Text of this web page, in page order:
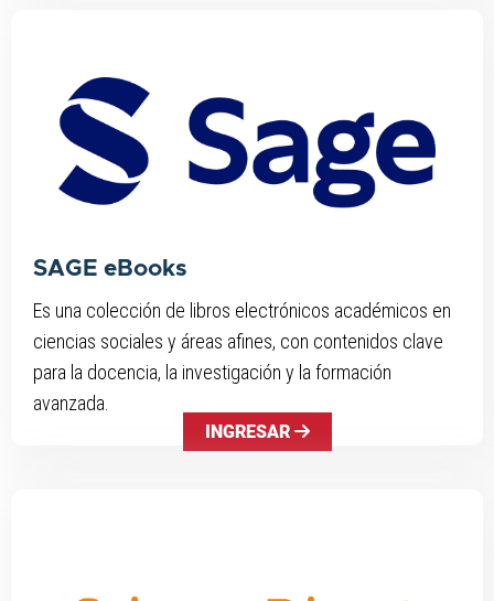
SAGE eBooks
Es una colección de libros electrónicos académicos en
ciencias sociales y áreas afines, con contenidos clave
para la docencia, la investigación y la formación
avanzada.
INGRESAR